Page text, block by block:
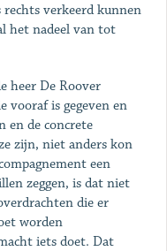
rechts verkeerd kunnen
het nadeel van tot
heer De Roover
vooraf is gegeven en
en de concrete
zijn, niet anders kon
een
zeggen, is dat niet
die er
worden
iets doet. Dat